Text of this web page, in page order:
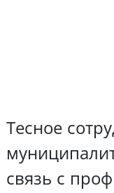
Тесное
связь с